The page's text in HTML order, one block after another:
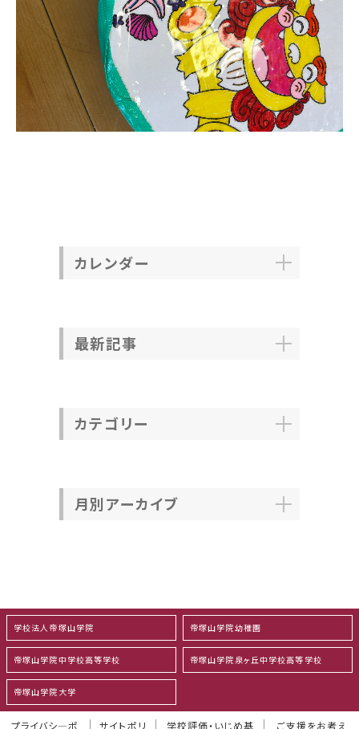
カレンダー
最新記事
カテゴリー
月別アーカイブ
学校法人帝塚山学院 帝塚山学院幼稚園
帝塚山学院中学校高等学校 帝塚山学院泉ヶ丘中学校高等学校
帝塚山学院大学
プライバシ―ポ サイトポリ 学校評価・いじめ基 ご支援をお考え